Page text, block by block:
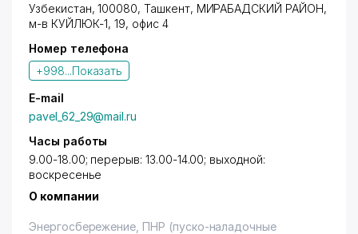
Узбекистан, 100080, Ташкент, МИРАБАДСКИЙ РАЙОН,
м-в КУЙЛЮК-1, 19, офис 4
Номер телефона
+998...Показать
E-mail
pavel_62_29@mail.ru
Часы работы
9.00-18.00; перерыв: 13.00-14.00; выходной:
воскресенье
О компании
Энергосбережение, ПНР (пуско-наладочные